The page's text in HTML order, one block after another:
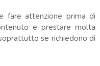
fare attenzione prima di
e prestare molta
se richiedono di